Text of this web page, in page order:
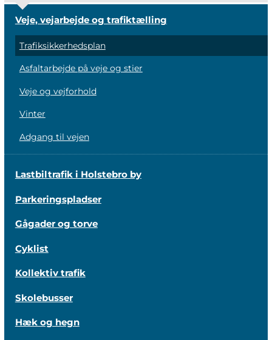
Veje, vejarbejde og trafiktælling
Trafiksikkerhedsplan
Asfaltarbejde på veje og stier
Veje og vejforhold
Vinter
Adgang til vejen
Lastbiltrafik i Holstebro by
Parkeringspladser
Gågader og torve
Cyklist
Kollektiv trafik
Skolebusser
Hæk og hegn